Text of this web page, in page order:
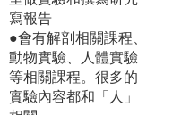
寫報告
●會有解剖相關課程、
動物實驗、人體實驗
等相關課程。很多的
實驗內容都和「人」